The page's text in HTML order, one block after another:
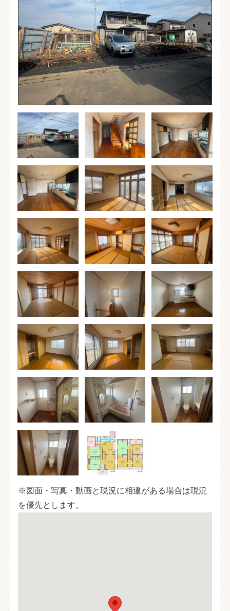
※図面・写真・動画と現況に相違がある場合は現況
を優先とします。